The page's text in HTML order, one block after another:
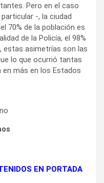
Pero en el caso
-, la ciudad
70% de la población es
de la Policía, el 98%
estas asimetrías son las
lo que ocurrió tantas
en más en los Estados
EN PORTADA